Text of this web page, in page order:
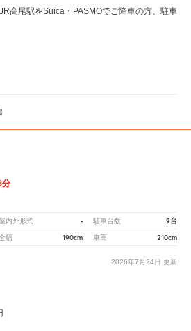
高尾駅をSuica・PASMOでご降車の方、駐車
分
屋内外形式 - 駐車台数 9台
幅 190cm 車高 210cm
2026年7月24日 更新